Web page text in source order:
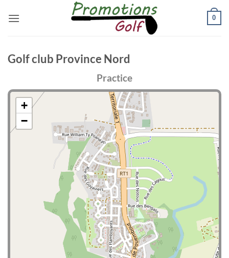
0
Golf club Province Nord
Practice
+
−